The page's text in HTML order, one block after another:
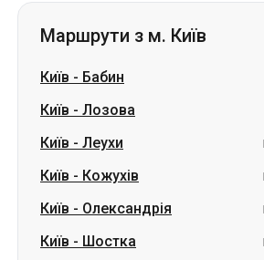
Маршрути з м. Київ
Київ - Бабин
Київ - Лозова
Київ - Леухи
Київ - Кожухів
Київ - Олександрія
Київ - Шостка